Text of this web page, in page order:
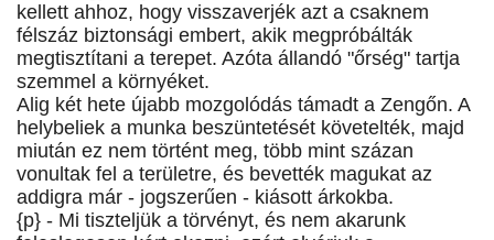
kellett ahhoz, hogy visszaverjék azt a csaknem
félszáz biztonsági embert, akik megpróbálták
megtisztítani a terepet. Azóta állandó "őrség" tartja
szemmel a környéket.
Alig két hete újabb mozgolódás támadt a Zengőn. A
helybeliek a munka beszüntetését követelték, majd
miután ez nem történt meg, több mint százan
vonultak fel a területre, és bevették magukat az
addigra már - jogszerűen - kiásott árkokba.
{p} - Mi tiszteljük a törvényt, és nem akarunk